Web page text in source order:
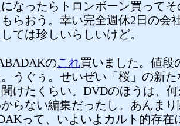
なったらトロンボーン買って
らおう。幸い完全週休2日の会
ては珍しいらしいけど。
のこれ買いました。値段
うぐぅ。せいぜい「桜」の新
けたくらい。DVDのほうは、
らない編集だったし。あんま
って、いよいよカルト的存在